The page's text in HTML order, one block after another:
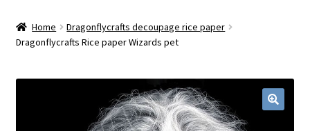
Workshops
Online cursussen
Home
Dragonflycrafts decoupage rice paper
Dragonflycrafts Rice paper Wizards pet